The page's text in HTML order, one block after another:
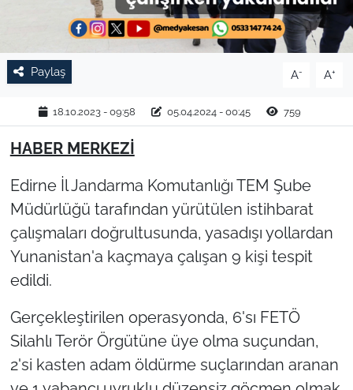
Paylaş A- A+
18.10.2023 - 09:58 05.04.2024 - 00:45 759
HABER MERKEZİ
Edirne İl Jandarma Komutanlığı TEM Şube
Müdürlüğü tarafından yürütülen istihbarat
çalışmaları doğrultusunda, yasadışı yollardan
Yunanistan'a kaçmaya çalışan 9 kişi tespit
edildi.
Gerçekleştirilen operasyonda, 6'sı FETÖ
Silahlı Terör Örgütüne üye olma suçundan,
2'si kasten adam öldürme suçlarından aranan
RESMİ İLAN
SPOR
TEKİRDAĞ
KIRKLARELİ
ÇANAKKALE
Bölge
Güvenlik